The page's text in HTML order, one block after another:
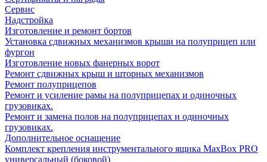
Сервис
Надстройка
Изготовление и ремонт бортов
Установка сдвижных механизмов крыши на полуприцеп или
фургон
Изготовление новых фанерных ворот
Ремонт сдвижных крыш и шторных механизмов
Ремонт полуприцепов
Ремонт и усиление рамы на полуприцепах и одиночных
грузовиках.
Ремонт и замена полов на полуприцепах и одиночных
грузовиках.
Дополнительное оснащение
Комплект крепления инструментального ящика MaxBox PRO
универсальный (боковой)